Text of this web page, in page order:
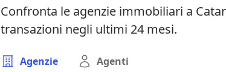
Confronta le agenzie immobiliari a
transazioni negli ultimi 24 mesi.
Agenzie Agenti